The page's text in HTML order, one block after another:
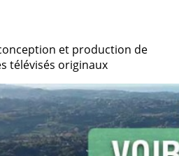
et production de
télévisés originaux